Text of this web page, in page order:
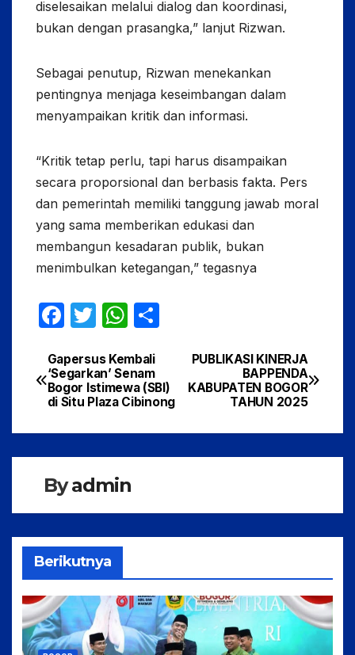
diselesaikan melalui dialog dan koordinasi,
bukan dengan prasangka,” lanjut Rizwan.
Sebagai penutup, Rizwan menekankan
pentingnya menjaga keseimbangan dalam
menyampaikan kritik dan informasi.
“Kritik tetap perlu, tapi harus disampaikan
secara proporsional dan berbasis fakta. Pers
dan pemerintah memiliki tanggung jawab moral
yang sama memberikan edukasi dan
membangun kesadaran publik, bukan
menimbulkan ketegangan,” tegasnya
F
c
e
b
o
o
k
T
itt
er
W
at
s
A
p
p
e
Navigasi
pos
PUBLIKASI KINERJA
BAPPENDA
KABUPATEN BOGOR
TAHUN 2025
Gapersus Kembali
‘Segarkan’ Senam
Bogor Istimewa (SBI)
di Situ Plaza Cibinong
Byadmin
Berikutnya